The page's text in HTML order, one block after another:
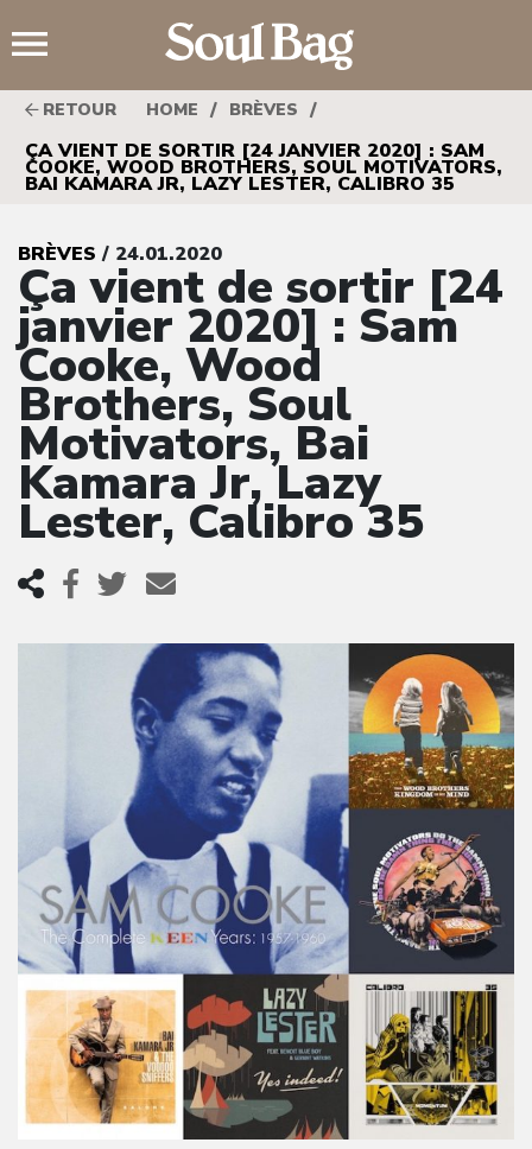
RETOUR HOME / BRÈVES /
ÇA VIENT DE SORTIR [24 JANVIER 2020] : SAM
COOKE, WOOD BROTHERS, SOUL MOTIVATORS,
BAI KAMARA JR, LAZY LESTER, CALIBRO 35
BRÈVES / 24.01.2020
Ça vient de sortir [24
janvier 2020] : Sam
Cooke, Wood
Brothers, Soul
Motivators, Bai
Kamara Jr, Lazy
Lester, Calibro 35